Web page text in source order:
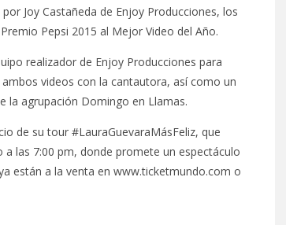
Joy Castañeda de Enjoy Producciones, los
Pepsi 2015 al Mejor Video del Año.
realizador de Enjoy Producciones para
videos con la cantautora, así como un
la agrupación Domingo en Llamas.
de su tour #LauraGuevaraMásFeliz, que
las 7:00 pm, donde promete un espectáculo
están a la venta en www.ticketmundo.com o